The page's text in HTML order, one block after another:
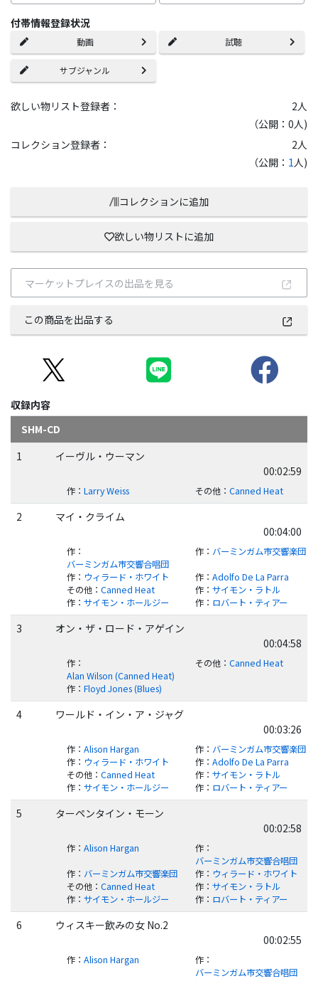
付帯情報登録状況
動画 試聴
サブジャンル
欲しい物リスト登録者： 2人
（公開：0人)
コレクション登録者：
2人
（公開： 1人)
コレクションに追加
欲しい物リストに追加
マーケットプレイスの出品を見る
この商品を出品する
収録内容
SHM-CD
1
イーヴル・ウーマン
00:02:59
作： Larry Weiss その他： Canned Heat
2
マイ・クライム
00:04:00
作：
バーミンガム市交響合唱団
作： バーミンガム市交響楽団
作： ウィラード・ホワイト 作： Adolfo De La Parra
その他： Canned Heat 作： サイモン・ラトル
作： サイモン・ホールジー 作： ロバート・ティアー
3
オン・ザ・ロード・アゲイン
00:04:58
作：
Alan Wilson (Canned Heat)
その他： Canned Heat
作： Floyd Jones (Blues)
4
ワールド・イン・ア・ジャグ
00:03:26
作： Alison Hargan 作： バーミンガム市交響楽団
作： ウィラード・ホワイト 作： Adolfo De La Parra
その他： Canned Heat 作： サイモン・ラトル
作： サイモン・ホールジー 作： ロバート・ティアー
5
ターペンタイン・モーン
00:02:58
作： Alison Hargan 作：
バーミンガム市交響合唱団
作： バーミンガム市交響楽団 作： ウィラード・ホワイト
その他： Canned Heat 作： サイモン・ラトル
作： サイモン・ホールジー 作： ロバート・ティアー
6
ウィスキー飲みの女 No.2
00:02:55
作： Alison Hargan 作：
バーミンガム市交響合唱団